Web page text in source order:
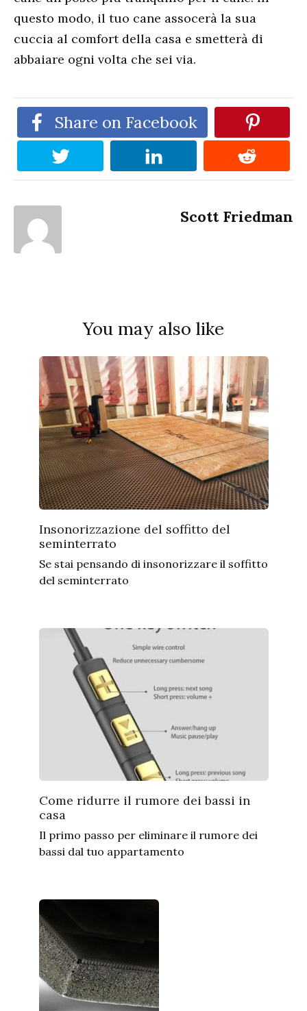
questo modo, il tuo cane assocerà la sua
cuccia al comfort della casa e smetterà di
abbaiare ogni volta che sei via.
Share on Facebook
Scott Friedman
You may also like
Insonorizzazione del soffitto del
seminterrato
Se stai pensando di insonorizzare il soffitto
del seminterrato
Come ridurre il rumore dei bassi in
casa
Il primo passo per eliminare il rumore dei
bassi dal tuo appartamento